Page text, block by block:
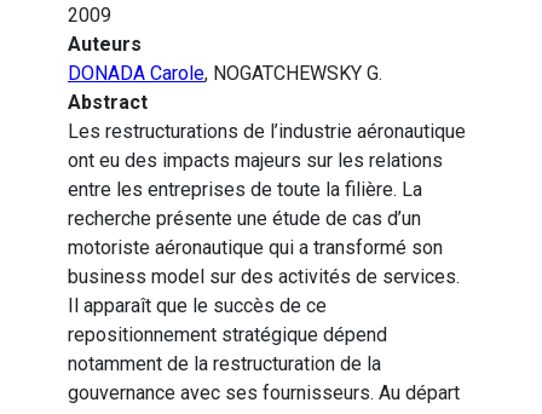
2009
Auteurs
DONADA Carole, NOGATCHEWSKY G.
Abstract
Les restructurations de l’industrie aéronautique
ont eu des impacts majeurs sur les relations
entre les entreprises de toute la filière. La
recherche présente une étude de cas d’un
motoriste aéronautique qui a transformé son
business model sur des activités de services.
Il apparaît que le succès de ce
repositionnement stratégique dépend
notamment de la restructuration de la
gouvernance avec ses fournisseurs. Au départ